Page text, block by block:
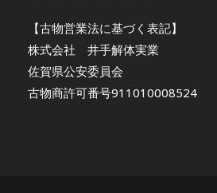
【古物営業法に基づく表記】
株式会社 井手解体実業
佐賀県公安委員会
古物商許可番号911010008524